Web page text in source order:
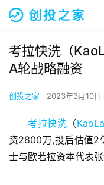
考拉快洗（
A轮战略融资
创投之家 2023年3月10日
考拉快洗 （
资2800万,投后估值2
士与欧若拉资本代表